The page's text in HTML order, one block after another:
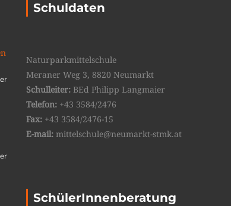
Schuldaten
Naturparkmittelschule
Meraner Weg 3, 8820 Neumarkt
Schulleiter: BEd Philipp Langmaier
Telefon: +43 3584/2476
Fax: +43 3584/2476-15
E-mail: mittelschule@neumarkt-stmk.at
SchülerInnenberatung